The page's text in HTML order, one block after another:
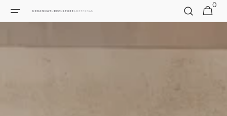
au
contenu
Panier
0
0
article